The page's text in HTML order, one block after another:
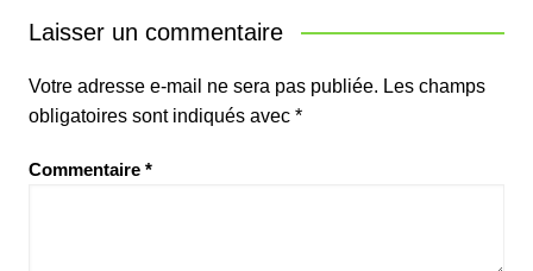
Laisser un commentaire
Votre adresse e-mail ne sera pas publiée. Les champs
obligatoires sont indiqués avec *
Commentaire *